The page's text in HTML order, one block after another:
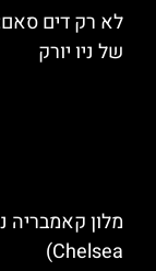
לא רק דים סאם:
של ניו יורק
Chelsea)